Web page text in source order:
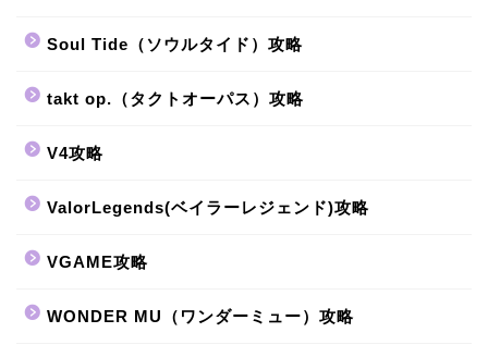
Soul Tide（ソウルタイド）攻略
takt op.（タクトオーパス）攻略
V4攻略
ValorLegends(ベイラーレジェンド)攻略
VGAME攻略
WONDER MU（ワンダーミュー）攻略